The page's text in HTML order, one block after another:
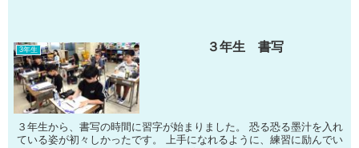
3年生 ３年生 書写
３年生から、書写の時間に習字が始まりました。 恐る恐る墨汁を入れ
ている姿が初々しかったです。 上手になれるように、練習に励んでい